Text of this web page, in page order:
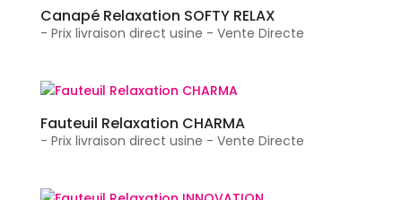
Canapé Relaxation SOFTY RELAX
- Prix livraison direct usine - Vente Directe
Fauteuil Relaxation CHARMA
- Prix livraison direct usine - Vente Directe